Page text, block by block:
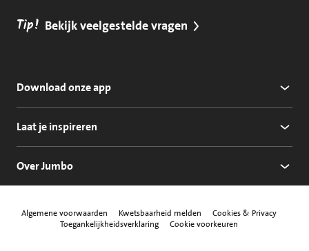
Tip! Bekijk veelgestelde vragen
Download onze app
Laat je inspireren
Over Jumbo
Algemene voorwaarden Kwetsbaarheid melden
Cookies & Privacy
Toegankelijkheidsverklaring
Cookie voorkeuren